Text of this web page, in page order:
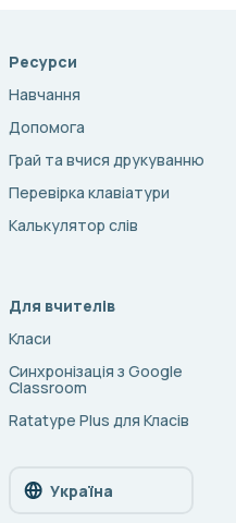
Ресурси
Навчання
Допомога
Грай та вчися друкуванню
Перевірка клавіатури
Калькулятор слів
Для вчителів
Класи
Синхронізація з Google
Classroom
Ratatype Plus для Класів
Україна